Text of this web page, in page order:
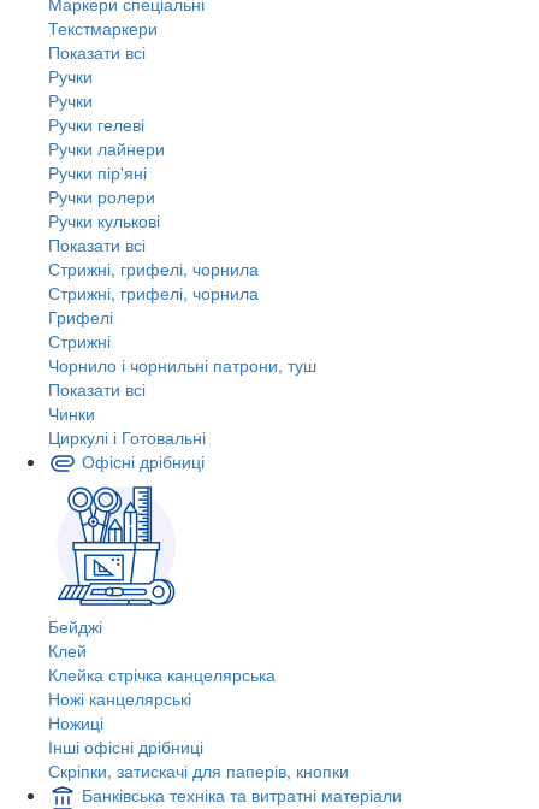
Текстмаркери
Показати всі
Ручки
Ручки
Ручки гелеві
Ручки лайнери
Ручки пір'яні
Ручки ролери
Ручки кулькові
Показати всі
Стрижні, грифелі, чорнила
Стрижні, грифелі, чорнила
Грифелі
Стрижні
Чорнило і чорнильні патрони, туш
Показати всі
Чинки
Циркулі і Готовальні
Офісні дрібниці
Бейджі
Клей
Клейка стрічка канцелярська
Ножі канцелярські
Ножиці
Інші офісні дрібниці
Скріпки, затискачі для паперів, кнопки
Банківська техніка та витратні матеріали